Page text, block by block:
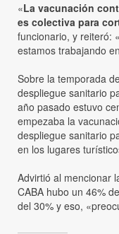
«La vacunación
es colectiva para
funcionario, y reiteró:
estamos trabajando
Sobre la temporada
despliegue sanitario
año pasado estuvo
empezaba la
despliegue sanitario
en los lugares
Advirtió al mencionar
CABA hubo un 46%
del 30% y eso,